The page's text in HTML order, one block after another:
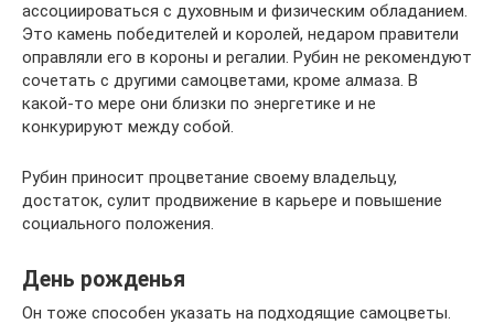
ассоциироваться с духовным и физическим обладанием.
Это камень победителей и королей, недаром правители
оправляли его в короны и регалии. Рубин не рекомендуют
сочетать с другими самоцветами, кроме алмаза. В
какой-то мере они близки по энергетике и не
конкурируют между собой.
Рубин приносит процветание своему владельцу,
достаток, сулит продвижение в карьере и повышение
социального положения.
День рожденья
Он тоже способен указать на подходящие самоцветы.